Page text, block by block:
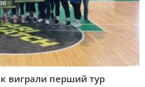
виграли перший тур